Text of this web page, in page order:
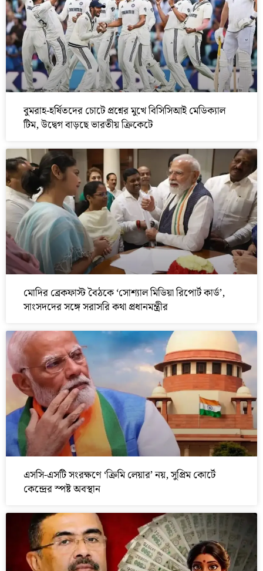
বুমরাহ-হর্ষিতদের চোটে প্রশ্নের মুখে বিসিসিআই মেডিক্যাল
টিম, উদ্বেগ বাড়ছে ভারতীয় ক্রিকেটে
মোদির ব্রেকফাস্ট বৈঠকে ‘সোশ্যাল মিডিয়া রিপোর্ট কার্ড’,
সাংসদদের সঙ্গে সরাসরি কথা প্রধানমন্ত্রীর
এসসি-এসটি সংরক্ষণে ‘ক্রিমি লেয়ার’ নয়, সুপ্রিম কোর্টে
কেন্দ্রের স্পষ্ট অবস্থান